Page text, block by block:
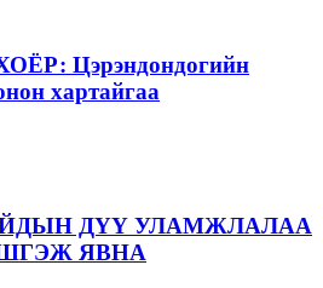
Цэрэндондогийн
хартайгаа
ДҮҮ УЛАМЖЛАЛАА
ЯВНА